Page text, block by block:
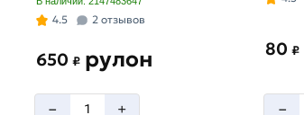
4.5 2 отзывов
650 ₽ рулон
– +
80₽
–